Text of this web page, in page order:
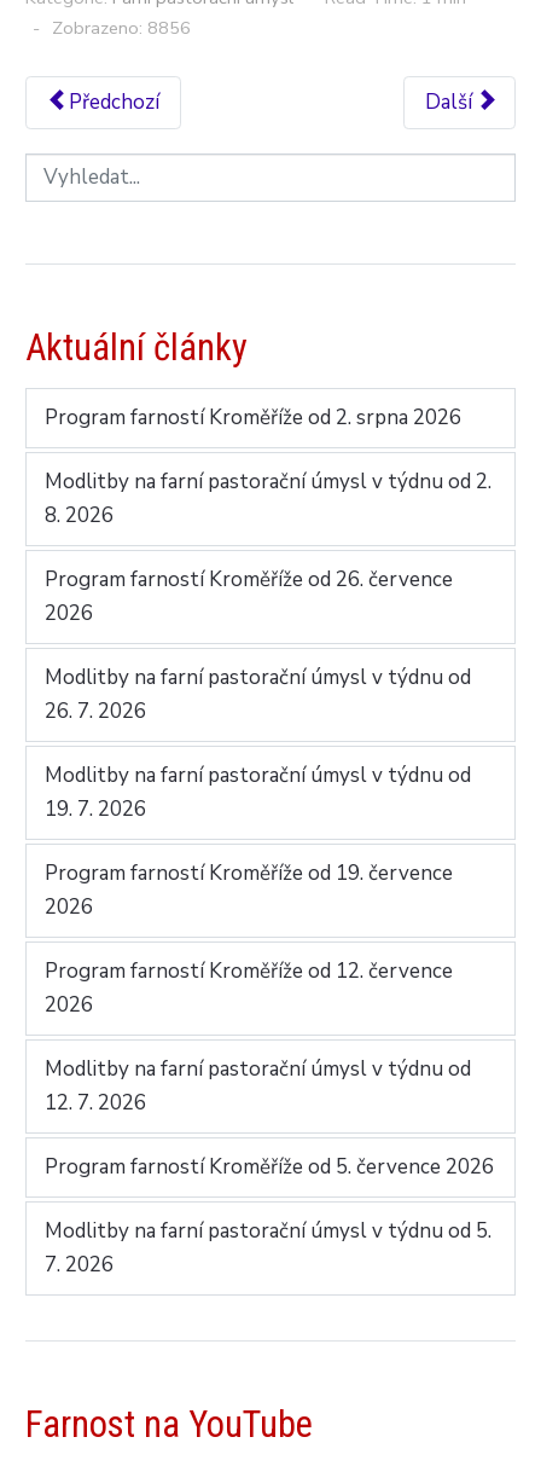
Zobrazeno: 8856
Předchozí Další
Aktuální články
Program farností Kroměříže od 2. srpna 2026
Modlitby na farní pastorační úmysl v týdnu od 2.
8. 2026
Program farností Kroměříže od 26. července
2026
Modlitby na farní pastorační úmysl v týdnu od
26. 7. 2026
Modlitby na farní pastorační úmysl v týdnu od
19. 7. 2026
Program farností Kroměříže od 19. července
2026
Program farností Kroměříže od 12. července
2026
Modlitby na farní pastorační úmysl v týdnu od
12. 7. 2026
Program farností Kroměříže od 5. července 2026
Modlitby na farní pastorační úmysl v týdnu od 5.
7. 2026
Farnost na YouTube